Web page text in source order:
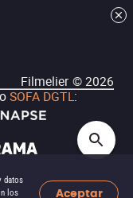
datos
los
Aceptar
Filmelier ©2026
SOFA DGTL: